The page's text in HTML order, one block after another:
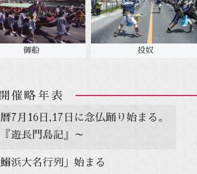
御船 投奴
催略年表
7月16日,17日に念仏踊り始まる。
遊長門島記』～
浜大名行列」始まる